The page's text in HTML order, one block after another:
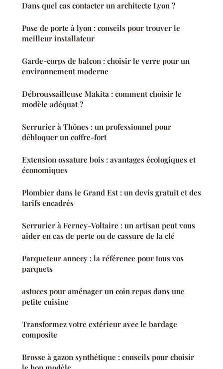
Dans quel cas contacter un architecte Lyon ?
Pose de porte à lyon : conseils pour trouver le
meilleur installateur
Garde-corps de balcon : choisir le verre pour un
environnement moderne
Débroussailleuse Makita : comment choisir le
modèle adéquat ?
Serrurier à Thônes : un professionnel pour
débloquer un coffre-fort
Extension ossature bois : avantages écologiques et
économiques
Plombier dans le Grand Est : un devis gratuit et des
tarifs encadrés
Serrurier à Ferney-Voltaire : un artisan peut vous
aider en cas de perte ou de cassure de la clé
Parqueteur annecy : la référence pour tous vos
parquets
astuces pour aménager un coin repas dans une
petite cuisine
Transformez votre extérieur avec le bardage
composite
Brosse à gazon synthétique : conseils pour choisir